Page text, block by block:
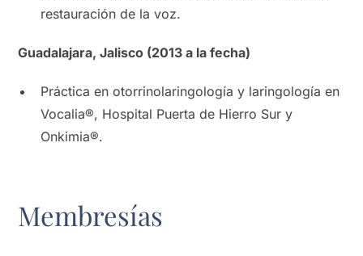
restauración de la voz.
Guadalajara, Jalisco (2013 a la fecha)
Práctica en otorrinolaringología y laringología en
Vocalia®, Hospital Puerta de Hierro Sur y
Onkimia®.
Membresías